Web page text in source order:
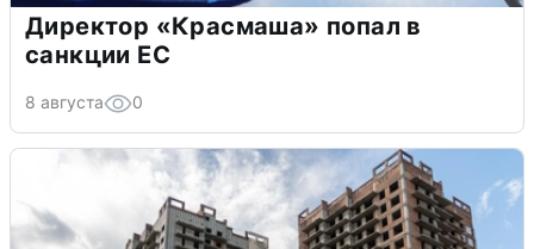
Директор «Красмаша» попал в
санкции ЕС
8 августа 0